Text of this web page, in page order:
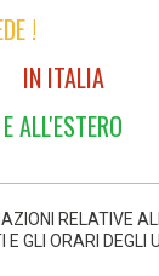
!
IN ITALIA
E ALL'ESTERO
RELATIVE
GLI ORARI DEGLI